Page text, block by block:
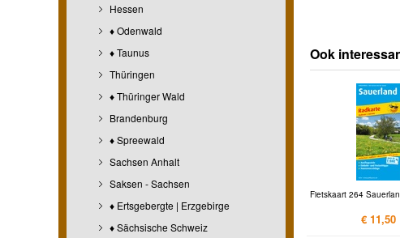
Hessen
♦ Odenwald
♦ Taunus
Thüringen
♦ Thüringer Wald
Brandenburg
♦ Spreewald
Sachsen Anhalt
Saksen - Sachsen
♦ Ertsgebergte | Erzgebirge
♦ Sächsische Schweiz
Ook
Fietskaart 264
€ 11,50